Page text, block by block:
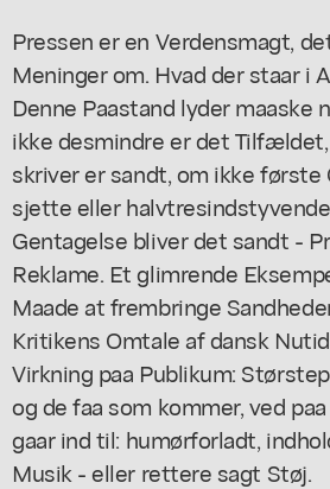
Pressen er en Verdensmagt,
Meninger om. Hvad der staar i
Denne Paastand lyder maaske
ikke desmindre er det
skriver er sandt, om ikke første
sjette eller
Gentagelse bliver det sandt -
Reklame. Et glimrende
Maade at frembringe
Kritikens Omtale af dansk
Virkning paa Publikum:
og de faa som kommer, ved
gaar ind til: humørforladt,
Musik - eller rettere sagt Støj.